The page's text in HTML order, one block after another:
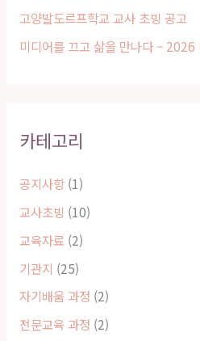
고양발도르프학교 교사 초빙 공고
미디어를 끄고 삶을 만나다 – 2026
카테고리
공지사항(1)
교사초빙 (10)
교육자료(2)
기관지 (25)
자기배움 과정 (2)
전문교육 과정 (2)